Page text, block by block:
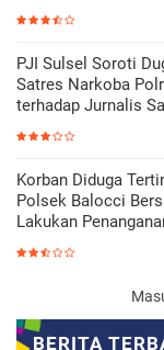
PJI Sulsel Soroti
Satres Narkoba
terhadap Jurnalis
Korban Diduga
Polsek Balocci
Lakukan